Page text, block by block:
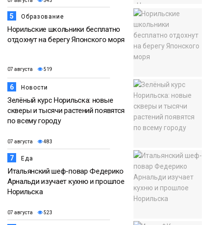
5 Образование
Норильские школьники бесплатно
отдохнут на берегу Японского моря
07 августа 519
6 Новости
Зелёный курс Норильска: новые
скверы и тысячи растений появятся
по всему городу
07 августа 483
7 Еда
Итальянский шеф-повар Федерико
Арнальди изучает кухню и прошлое
Норильска
07 августа 523